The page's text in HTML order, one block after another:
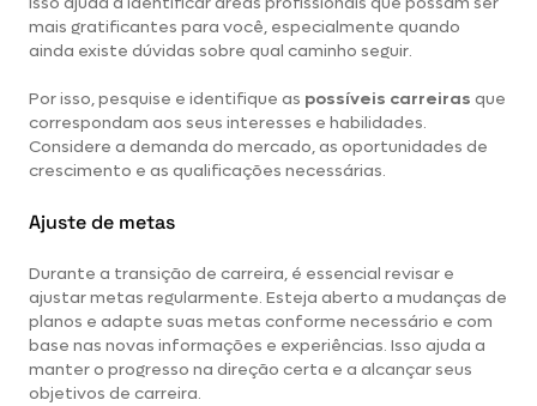
mais gratificantes para você, especialmente quando
ainda existe dúvidas sobre qual caminho seguir.
Por isso, pesquise e identifique as possíveis carreiras que
correspondam aos seus interesses e habilidades.
Considere a demanda do mercado, as oportunidades de
crescimento e as qualificações necessárias.
Ajuste de metas
Durante a transição de carreira, é essencial revisar e
ajustar metas regularmente. Esteja aberto a mudanças de
planos e adapte suas metas conforme necessário e com
base nas novas informações e experiências. Isso ajuda a
manter o progresso na direção certa e a alcançar seus
objetivos de carreira.